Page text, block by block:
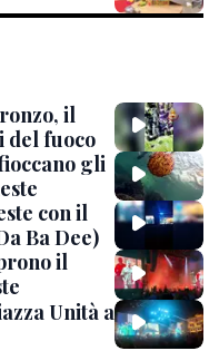
il
del fuoco
gli
con il
Ba Dee)
il
Unità a